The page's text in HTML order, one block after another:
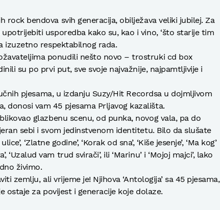
rock bendova svih generacija, obilježava veliki jubilej. Za
usporedba kako su, kao i vino, ‘što starije tim
izuzetno respektabilnog rada.
ponudili nešto novo – trostruki cd box
su po prvi put, sve svoje najvažnije, najpamtljivije i
pjesama, u izdanju Suzy/Hit Recordsa u dojmljivom
donosi vam 45 pjesama Prljavog kazališta.
glazbenu scenu, od punka, novog vala, pa do
sebi i svom jedinstvenom identitetu. Bilo da slušate
‘Zlatne godine’, ‘Korak od sna’, ‘Kiše jesenje’, ‘Ma kog’
‘Uzalud vam trud svirači’, ili ‘Marinu’ i ‘Mojoj majci’, lako
živimo.
zemlju, ali vrijeme je! Njihova ‘Antologija’ sa 45 pjesama,
ostaje za povijest i generacije koje dolaze.